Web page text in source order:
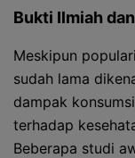
Bukti Ilmiah
Meskipun
sudah lama
dampak
terhadap
Beberapa studi